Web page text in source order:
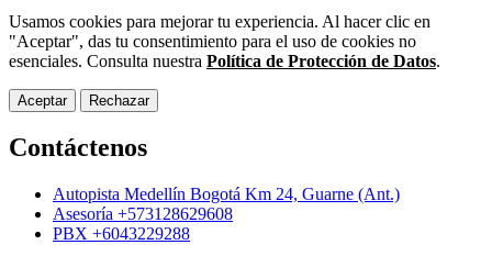
Usamos cookies para mejorar tu experiencia. Al hacer clic en
"Aceptar", das tu consentimiento para el uso de cookies no
esenciales. Consulta nuestra Política de Protección de Datos.
Aceptar Rechazar
Contáctenos
Autopista Medellín Bogotá Km 24, Guarne (Ant.)
Asesoría +573128629608
PBX +6043229288